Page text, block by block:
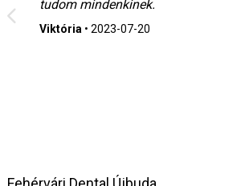
tudom mindenkinek.
Viktória• 2023-07-20